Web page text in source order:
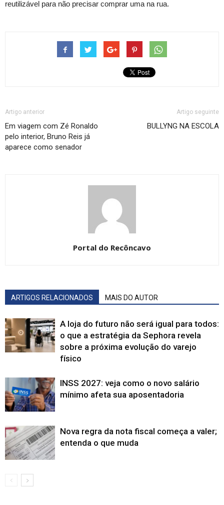
reutilizável para não precisar comprar uma na rua.
Artigo anterior
Em viagem com Zé Ronaldo
pelo interior, Bruno Reis já
aparece como senador
Artigo seguinte
BULLYNG NA ESCOLA
Portal do Recôncavo
ARTIGOS RELACIONADOS MAIS DO AUTOR
A loja do futuro não será igual para todos:
o que a estratégia da Sephora revela
sobre a próxima evolução do varejo
físico
INSS 2027: veja como o novo salário
mínimo afeta sua aposentadoria
Nova regra da nota fiscal começa a valer;
entenda o que muda